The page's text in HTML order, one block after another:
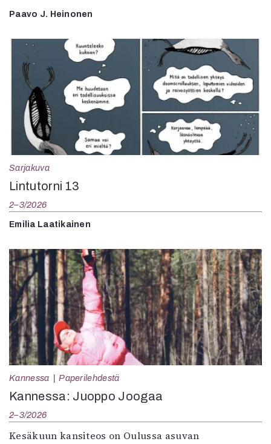
Paavo J. Heinonen
Sarjakuva
Lintutorni 13
2–3/2026
Emilia Laatikainen
Kannessa Paperilehdestä
Kannessa: Juoppo Joogaa
2–3/2026
Kesäkuun kansiteos on Oulussa asuvan